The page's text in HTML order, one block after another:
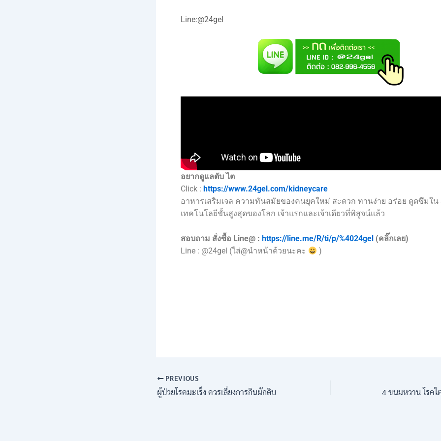
Line:@24gel
อยากดูแลตับ ไต
Click : https://www.24gel.com/kidneycare
อาหารเสริมเจล ความทันสมัยของคนยุคใหม่ สะดวก ทานง่าย อร่อย ดูดซึมใน
เทคโนโลยีขั้นสูงสุดของโลก เจ้าแรกและเจ้าเดียวที่พิสูจน์แล้ว
สอบถาม สั่งซื้อ Line@ : https://line.me/R/ti/p/%4024gel (คลิ๊กเลย)
Line : @24gel (ใส่@นำหน้าด้วยนะคะ
)
PREVIOUS
ผู้ป่วยโรคมะเร็ง ควรเลี่ยงการกินผักดิบ 4 ขนมหวาน โรคไ